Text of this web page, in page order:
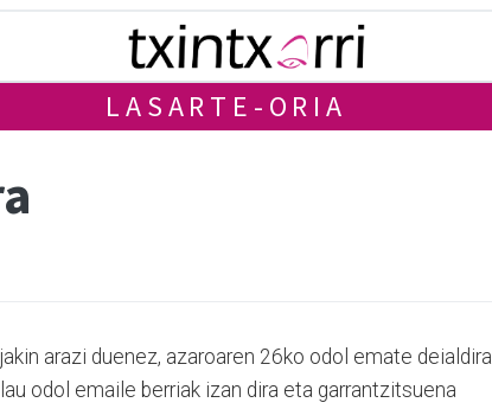
LASARTE-ORIA
arazi duenez, azaroaren 26ko odol emate deialdira
odol emaile berriak izan dira eta garrantzitsuena